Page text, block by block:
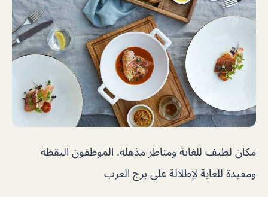
مكان لطيف للغاية ومناظر مذهلة. الموظفون اليقظة
ومفيدة للغاية لإطلالة علي برج العرب